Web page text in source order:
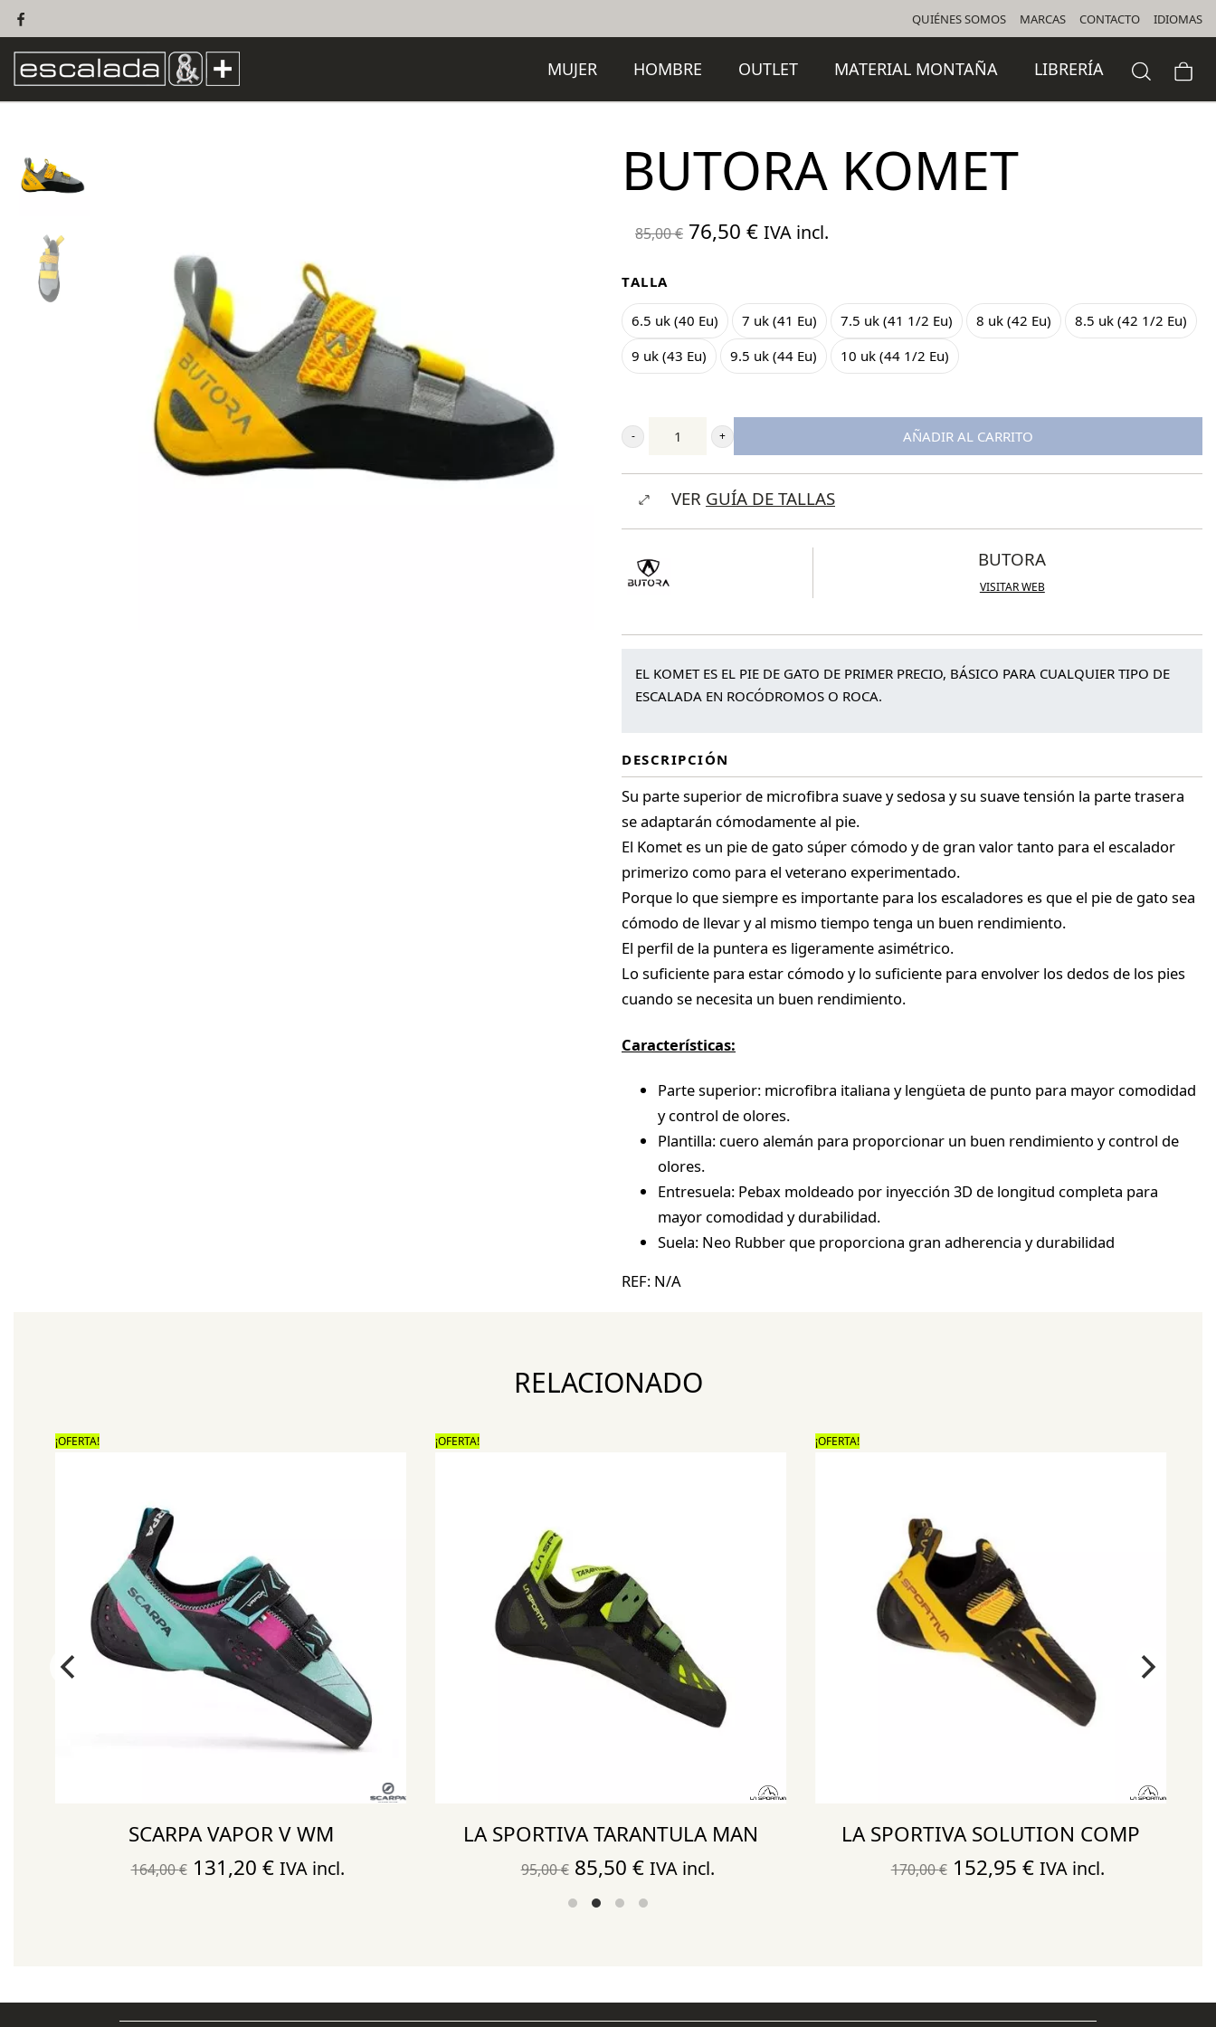
QUIÉNES SOMOS MARCAS CONTACTO IDIOMAS
MUJER HOMBRE OUTLET MATERIAL MONTAÑA LIBRERÍA
BUTORA KOMET
85,00€ El
era:
85,00 €.
76,50 €El
es:
76,50 €.
IVA incl.
TALLA
6.5 uk (40 Eu) 7 uk (41 Eu) 7.5 uk (41 1/2 Eu) 8 uk (42 Eu)
8.5 uk (42 1/2 Eu)
9 uk (43 Eu)
9.5 uk (44 Eu) 10 uk (44 1/2 Eu)
Butora
Komet
cantidad
AÑADIR AL CARRITO
VER GUÍA DE TALLAS
BUTORA
VISITAR WEB
EL KOMET ES EL PIE DE GATO DE PRIMER PRECIO, BÁSICO PARA CUALQUIER TIPO DE
ESCALADA EN ROCÓDROMOS O ROCA.
DESCRIPCIÓN
Su parte superior de microfibra suave y sedosa y su suave tensión la parte trasera
se adaptarán cómodamente al pie.
El Komet es un pie de gato súper cómodo y de gran valor tanto para el escalador
primerizo como para el veterano experimentado.
Porque lo que siempre es importante para los escaladores es que el pie de gato sea
cómodo de llevar y al mismo tiempo tenga un buen rendimiento.
El perfil de la puntera es ligeramente asimétrico.
Lo suficiente para estar cómodo y lo suficiente para envolver los dedos de los pies
cuando se necesita un buen rendimiento.
Características:
Parte superior: microfibra italiana y lengüeta de punto para mayor comodidad
y control de olores.
Plantilla: cuero alemán para proporcionar un buen rendimiento y control de
olores.
Entresuela: Pebax moldeado por inyección 3D de longitud completa para
mayor comodidad y durabilidad.
Suela: Neo Rubber que proporciona gran adherencia y durabilidad
REF: N/A
RELACIONADO
¡OFERTA!
SCARPA VAPOR V WM
164,00€ El
131,20 €El
IVA incl.
¡OFERTA!
LA SPORTIVA TARANTULA MAN
95,00€ El
precio
85,50 €El
precio
IVA incl.
¡OFERTA!
LA SPORTIVA SOLUTION COMP
170,00€ El
152,95 €El
IVA incl.